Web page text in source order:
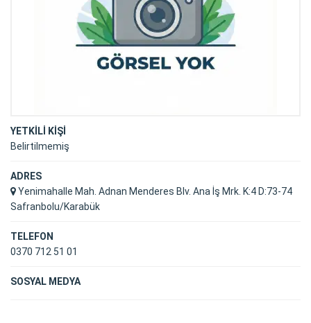
YETKİLİ KİŞİ
Belirtilmemiş
ADRES
Yenimahalle Mah. Adnan Menderes Blv. Ana İş Mrk. K:4 D:73-74
Safranbolu/Karabük
TELEFON
0370 712 51 01
SOSYAL MEDYA